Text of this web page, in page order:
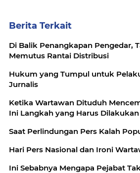
Berita Terkait
Di Balik Penangkapan Pengedar,
Memutus Rantai Distribusi
Hukum yang Tumpul untuk
Jurnalis
Ketika Wartawan Dituduh
Ini Langkah yang Harus Dilakukan
Saat Perlindungan Pers Kalah
Hari Pers Nasional dan Ironi
Ini Sebabnya Mengapa Pejabat